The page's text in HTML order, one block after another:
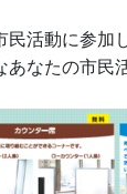
活動に参加
なたの市民